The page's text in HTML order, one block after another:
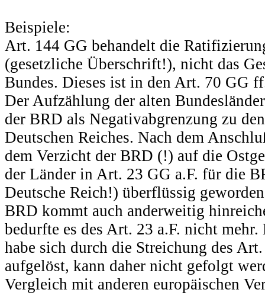
Beispiele:
Art. 144 GG behandelt die
(gesetzliche Überschrift!), nicht das
Bundes. Dieses ist in den Art. 70 GG
Der Aufzählung der alten
der BRD als Negativabgrenzung zu
Deutschen Reiches. Nach dem
dem Verzicht der BRD (!) auf die
der Länder in Art. 23 GG a.F. für die
Deutsche Reich!) überflüssig
BRD kommt auch anderweitig
bedurfte es des Art. 23 a.F. nicht
habe sich durch die Streichung des
aufgelöst, kann daher nicht gefolgt
Vergleich mit anderen europäischen